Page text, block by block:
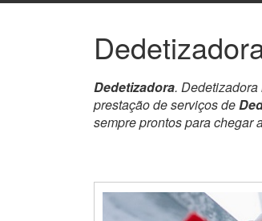
Dedetizadora.
prestação de serviços de
sempre prontos para chegar